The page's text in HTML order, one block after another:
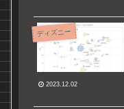
ディズニー
2023.12.02